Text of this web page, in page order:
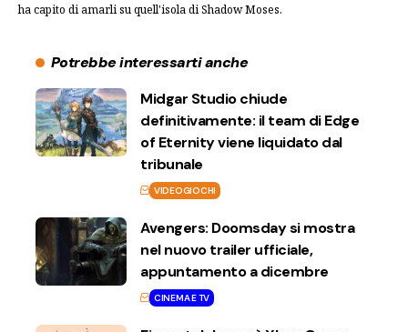
ha capito di amarli su quell'isola di Shadow Moses.
Potrebbe interessarti anche
Midgar Studio chiude
definitivamente: il team di Edge
of Eternity viene liquidato dal
tribunale
VIDEOGIOCHI
Avengers: Doomsday si mostra
nel nuovo trailer ufficiale,
appuntamento a dicembre
CINEMA E TV